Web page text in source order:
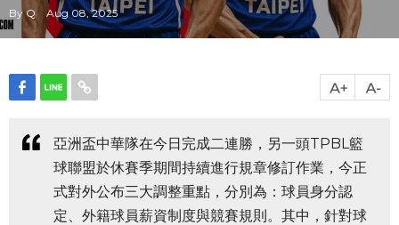
By Q Aug 08, 2025
亞洲盃中華隊在今日完成二連勝，另一頭TPBL籃
球聯盟於休賽季期間持續進行規章修訂作業，今正
式對外公布三大調整重點，分別為：球員身分認
定、外籍球員薪資制度與競賽規則。其中，針對球